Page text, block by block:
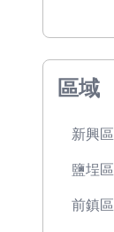
區域
新興區
鹽埕區
前鎮區